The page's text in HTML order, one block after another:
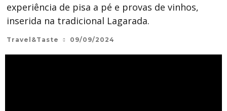
experiência de pisa a pé e provas de vinhos,
inserida na tradicional Lagarada.
Travel&Taste 09/09/2024